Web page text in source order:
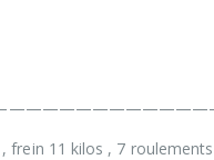
11 kilos , 7